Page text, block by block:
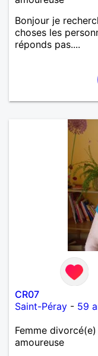
Bonjour je
choses les
réponds pas....
CR07
Saint-Péray - 59
Femme
amoureuse